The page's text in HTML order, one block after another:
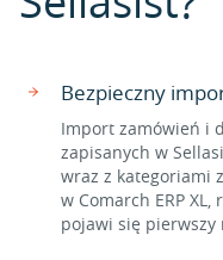
Bezpieczny
Import zamówień i
zapisanych w
wraz z kategoriami
w Comarch ERP
pojawi się pierwszy